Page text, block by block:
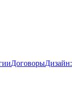
ДоговорыДизайн: